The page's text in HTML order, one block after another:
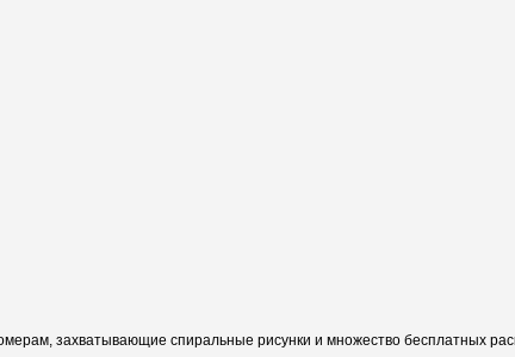
захватывающие спиральные рисунки и множество бесплатных